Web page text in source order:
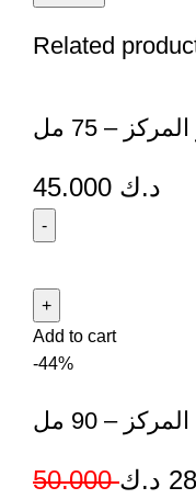
Related
– 75 مل
45.000 د.ك
Add to cart
-44%
– 90 مل
50.000د.ك